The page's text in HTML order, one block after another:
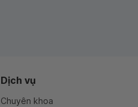
Dịch vụ
Chuyên khoa